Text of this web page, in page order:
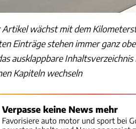
Artikel wächst mit dem
Einträge stehen immer ganz
ausklappbare
Kapiteln wechseln
Verpasse keine News mehr
Favorisiere auto motor und sport bei